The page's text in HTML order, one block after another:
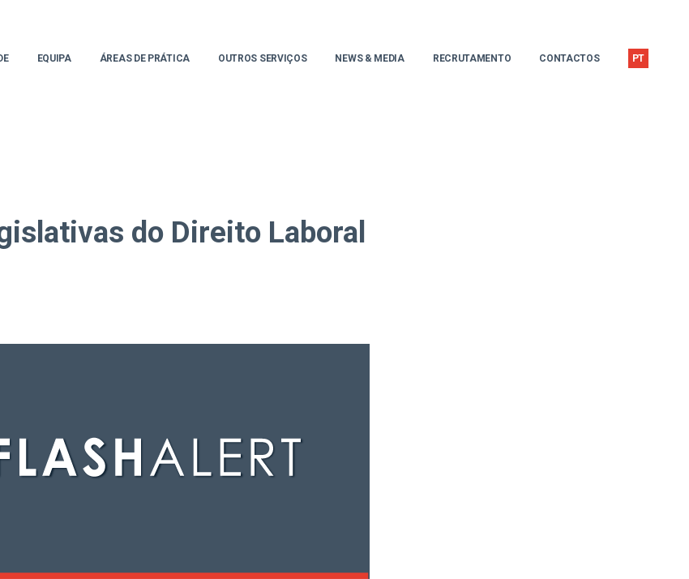
EQUIPA ÁREAS DE PRÁTICA OUTROS SERVIÇOS NEWS & MEDIA RECRUTAMENTO CONTACTOS PT
do Direito Laboral